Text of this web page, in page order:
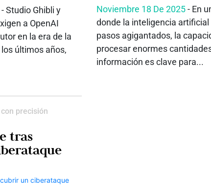
- Studio Ghibli y
a OpenAI
en la era de la
últimos años,
Noviembre 18 De 2025- En
donde la inteligencia artificial
pasos agigantados, la
procesar enormes
información es clave para...
precisión
tras